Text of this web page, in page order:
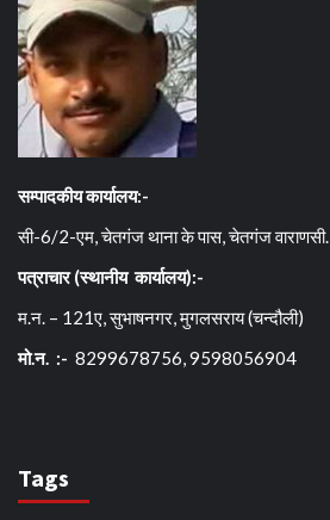
सम्पादकीय कार्यालय:-
सी-6/2-एम, चेतगंज थाना के पास, चेतगंज वाराणसी.
पत्राचार (स्थानीय कार्यालय):-
म.न. – 121ए, सुभाषनगर, मुगलसराय (चन्दौली)
मो.न. :- 8299678756, 9598056904
Tags